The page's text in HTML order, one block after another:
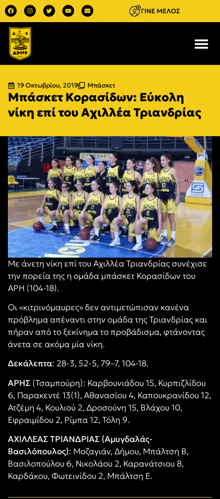
ΓΙΝΕ ΜΕΛΟΣ
19 Οκτωβρίου, 2019 Μπάσκετ
Μπάσκετ Κορασίδων: Εύκολη
νίκη επί του Αχιλλέα Τριανδρίας
Με άνετη νίκη επί του Αχιλλέα Τριανδρίας συνέχισε
την πορεία της η ομάδα μπάσκετ Κορασίδων του
ΑΡΗ (104-18).
Οι «κιτρινόμαυρες» δεν αντιμετώπισαν κανένα
πρόβλημα απέναντι στην ομάδα της Τριανδρίας και
πήραν από το ξεκίνημα το προβάδισμα, φτάνοντας
άνετα σε ακόμα μία νίκη.
Δεκάλεπτα: 28-3, 52-5, 79–7, 104-18.
ΑΡΗΣ (Τσαμπούρη): Καρβουνιάδου 15, Κυρπιζλίδου
6, Παρακεντέ 13(1), Αθανασίου 4, Καπουκρανίδου 12,
Ατζέμη 4, Κουλιού 2, Δροσούνη 15, Βλάχου 10,
Εφραιμίδου 2, Ρίμπα 12, Τόλη 9.
ΑΧΙΛΛΕΑΣ ΤΡΙΑΝΔΡΙΑΣ (Αμυγδαλάς-
Βασιλόπουλος): Μοζαγιάν, Δήμου, Μπάλτση Β,
Βασιλοπούλου 6, Νικολάου 2, Καρανάτσιου 8,
Καρδάκου, Φωτεινίδου 2, Μπάλτση Ε.